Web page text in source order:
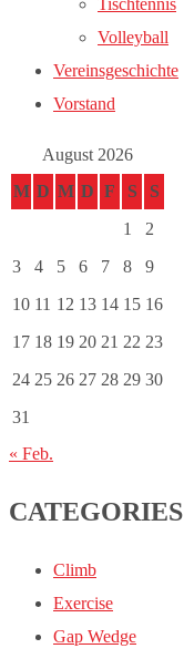
Tischtennis
Volleyball
Vereinsgeschichte
Vorstand
August 2026
M D M D F S
S
1
2
3
4 5 6 7 8
9
10 11 12 13 14 15 16
17 18 19 20 21 22 23
24 25 26 27 28 29 30
31
« Feb.
CATEGORIES
Climb
Exercise
Gap Wedge